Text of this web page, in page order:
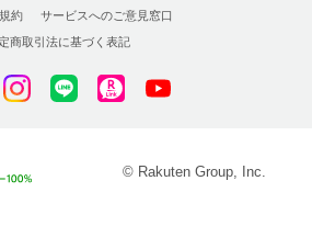
約
サービスへのご意見窓口
商取引法に基づく表記
© Rakuten Group, Inc.